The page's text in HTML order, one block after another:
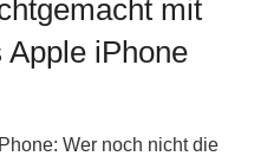
mit
iPhone
Wer noch nicht die